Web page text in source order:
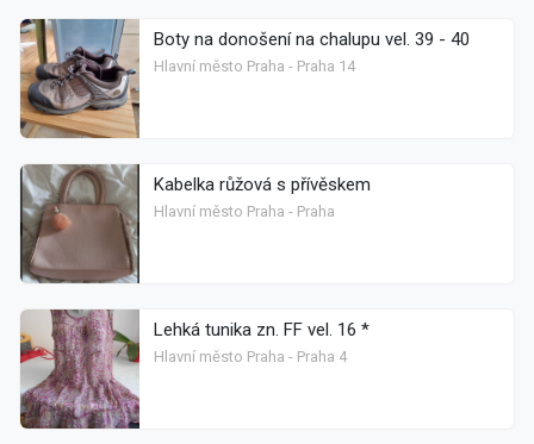
Boty na donošení na chalupu vel. 39 - 40
Hlavní město Praha - Praha 14
Kabelka růžová s přívěskem
Hlavní město Praha - Praha
Lehká tunika zn. FF vel. 16 *
Hlavní město Praha - Praha 4